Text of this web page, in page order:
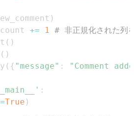
)
+= 1 # 非正規化された列
( )
( )
( { "message" : "Comment
:
=True )